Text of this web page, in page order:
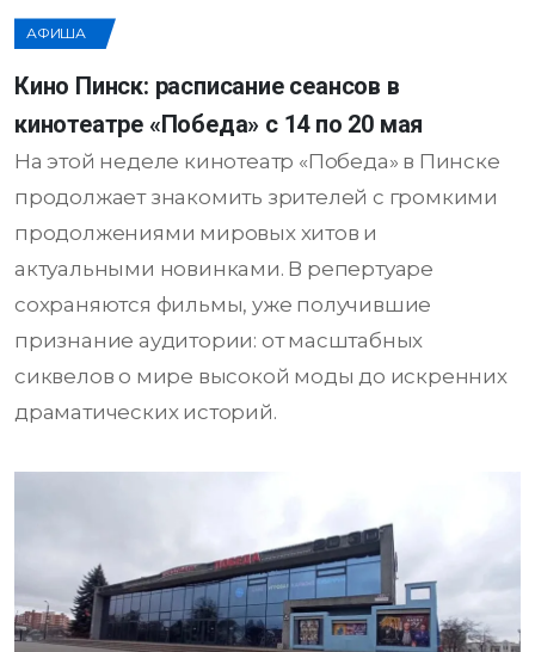
АФИША
Кино Пинск: расписание сеансов в
кинотеатре «Победа» с 14 по 20 мая
На этой неделе кинотеатр «Победа» в Пинске
продолжает знакомить зрителей с громкими
продолжениями мировых хитов и
актуальными новинками. В репертуаре
сохраняются фильмы, уже получившие
признание аудитории: от масштабных
сиквелов о мире высокой моды до искренних
драматических историй.